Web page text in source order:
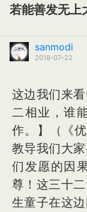
若能善发无上
sanmodi
2018-07-22
这边我们来
二相业，谁
作。】（《
教导我们大
们发愿的因
尊！这三十
生童子在这